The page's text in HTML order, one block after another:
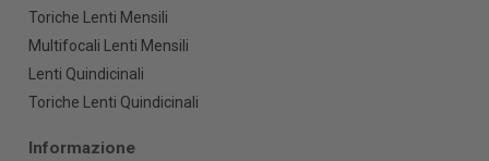
Toriche Lenti Mensili
Multifocali Lenti Mensili
Lenti Quindicinali
Toriche Lenti Quindicinali
Informazione